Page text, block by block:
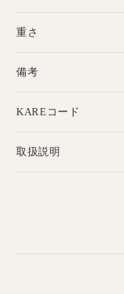
重さ
備考
KAREコード
取扱説明